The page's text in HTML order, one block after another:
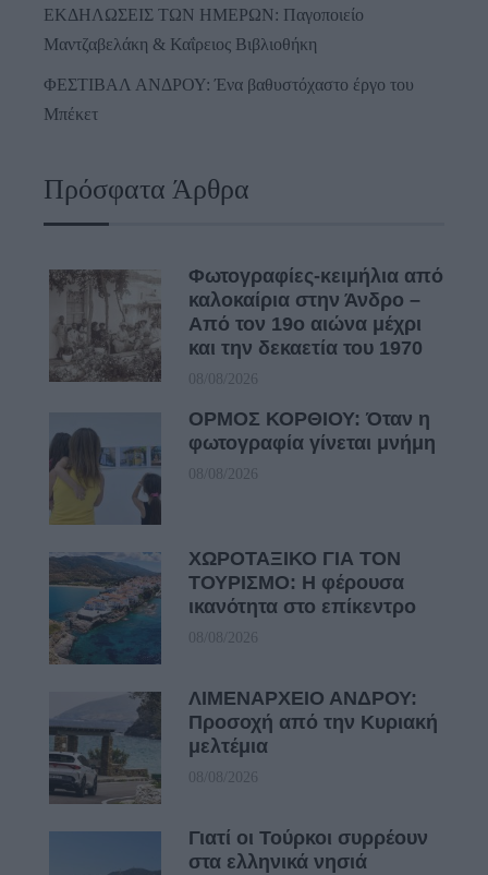
ΕΚΔΗΛΩΣΕΙΣ ΤΩΝ ΗΜΕΡΩΝ: Παγοποιείο
Μαντζαβελάκη & Καΐρειος Βιβλιοθήκη
ΦΕΣΤΙΒΑΛ ΑΝΔΡΟΥ: Ένα βαθυστόχαστο έργο του
Μπέκετ
Πρόσφατα Άρθρα
Φωτογραφίες-κειμήλια από
καλοκαίρια στην Άνδρο –
Από τον 19ο αιώνα μέχρι
και την δεκαετία του 1970
08/08/2026
ΟΡΜΟΣ ΚΟΡΘΙΟΥ: Όταν η
φωτογραφία γίνεται μνήμη
08/08/2026
ΧΩΡΟΤΑΞΙΚΟ ΓΙΑ ΤΟΝ
ΤΟΥΡΙΣΜΟ: Η φέρουσα
ικανότητα στο επίκεντρο
08/08/2026
ΛΙΜΕΝΑΡΧΕΙΟ ΑΝΔΡΟΥ:
Προσοχή από την Κυριακή
μελτέμια
08/08/2026
Γιατί οι Τούρκοι συρρέουν
στα ελληνικά νησιά